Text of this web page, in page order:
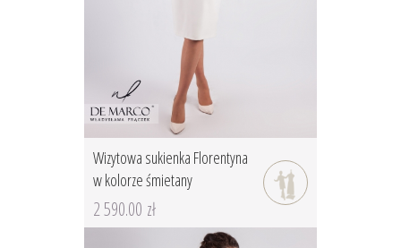
Wizytowa sukienka Florentyna
w kolorze śmietany
2 590.00 zł